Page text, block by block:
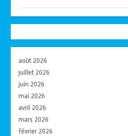
août 2026
juillet 2026
juin 2026
mai 2026
avril 2026
mars 2026
février 2026